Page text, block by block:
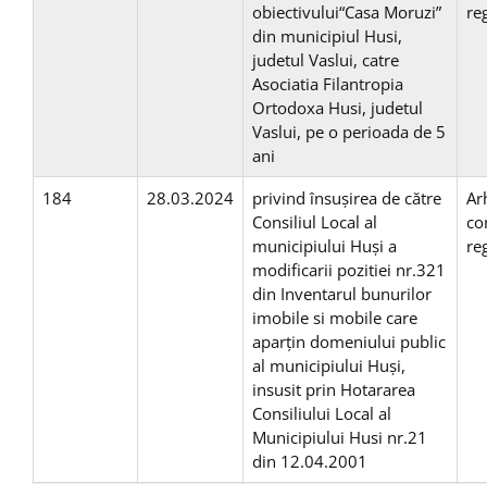
obiectivului“Casa Moruzi”
din municipiul Husi,
judetul Vaslui, catre
Asociatia Filantropia
Ortodoxa Husi, judetul
Vaslui, pe o perioada de 5
ani
184 28.03.2024
privind însuşirea de către
Consiliul Local al
municipiului Huși a
modificarii pozitiei nr.321
din Inventarul bunurilor
imobile si mobile care
aparţin domeniului public
al municipiului Huşi,
insusit prin Hotararea
Consiliului Local al
Municipiului Husi nr.21
din 12.04.2001